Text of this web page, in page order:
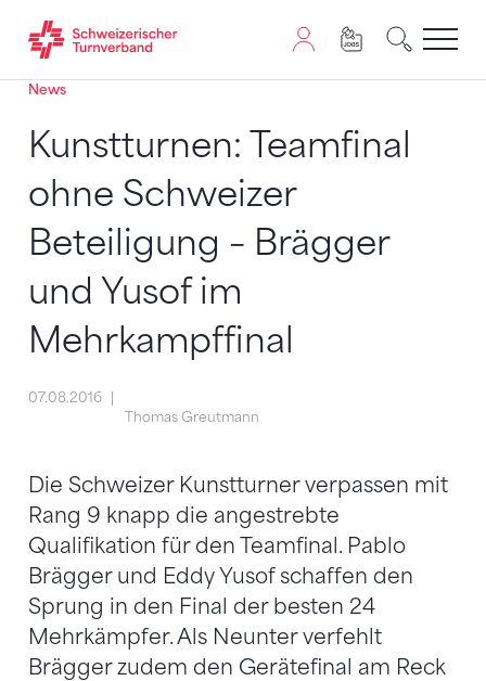
Zum Inhalt springen
Zur Sitemap navigieren
Zum Navigieren dieser Seite wird JavaScript benötigt.
News
Kunstturnen: Teamfinal
ohne Schweizer
Beteiligung – Brägger
und Yusof im
Mehrkampffinal
07.08.2016
Thomas Greutmann
Die Schweizer Kunstturner verpassen mit
Rang 9 knapp die angestrebte
Qualifikation für den Teamfinal. Pablo
Brägger und Eddy Yusof schaffen den
Sprung in den Final der besten 24
Mehrkämpfer. Als Neunter verfehlt
Brägger zudem den Gerätefinal am Reck